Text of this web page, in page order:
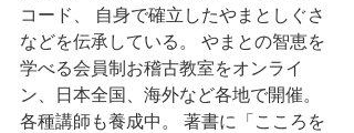
コード、 自身で確立したやまとしぐさ
などを伝承している。 やまとの智恵を
学べる会員制お稽古教室をオンライ
ン、日本全国、海外など各地で開催。
各種講師も養成中。 著書に「こころを